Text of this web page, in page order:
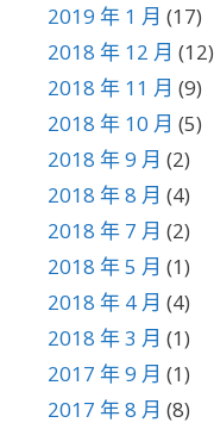
2019 年 1 月 (17)
2018 年 12 月 (12)
2018 年 11 月 (9)
2018 年 10 月 (5)
2018 年 9 月 (2)
2018 年 8 月 (4)
2018 年 7 月 (2)
2018 年 5 月 (1)
2018 年 4 月 (4)
2018 年 3 月 (1)
2017 年 9 月 (1)
2017 年 8 月 (8)